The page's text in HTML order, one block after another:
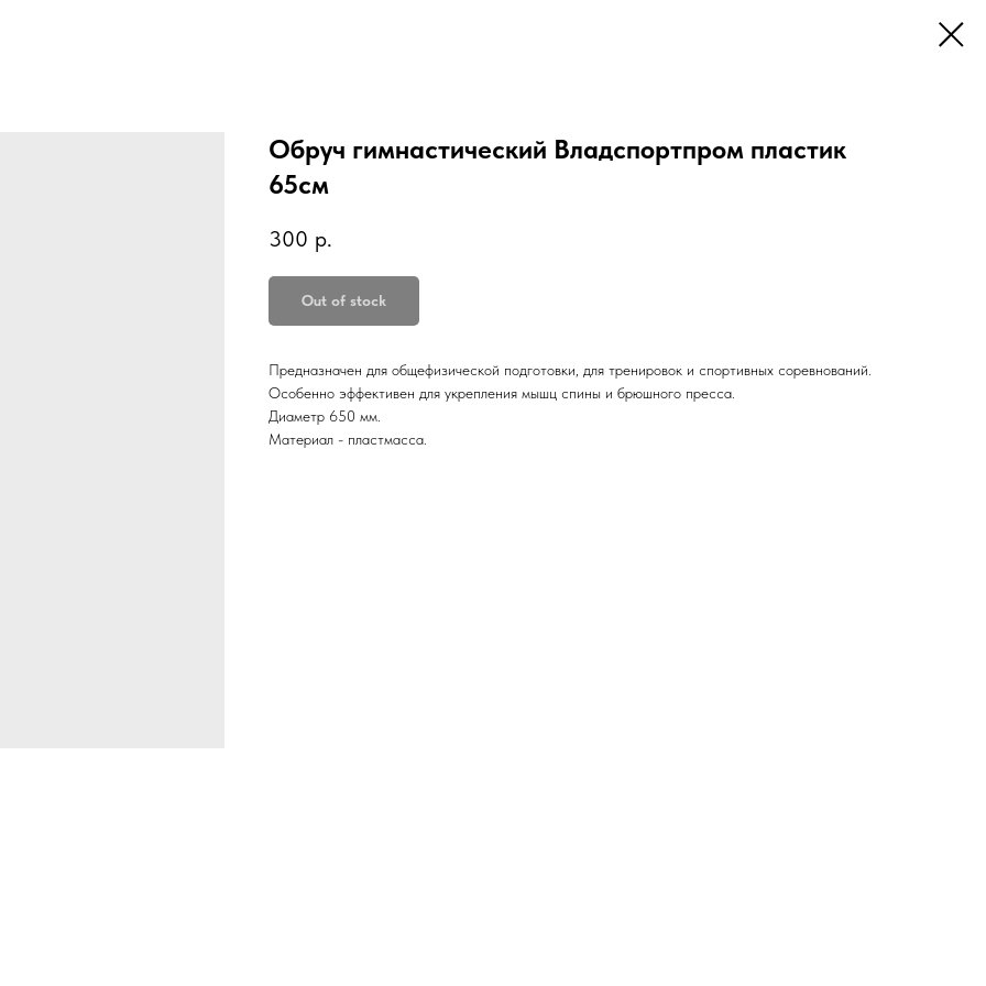
Обруч гимнастический Владспортпром пластик
65см
300 р.
Out of stock
Предназначен для общефизической подготовки, для тренировок и спортивных соревнований.
Особенно эффективен для укрепления мышц спины и брюшного пресса.
Диаметр 650 мм.
Материал - пластмасса.